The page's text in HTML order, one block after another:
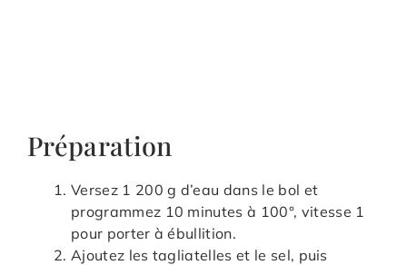
Préparation
Versez 1 200 g d’eau dans le bol et
programmez 10 minutes à 100°, vitesse 1
pour porter à ébullition.
Ajoutez les tagliatelles et le sel, puis